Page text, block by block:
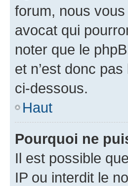
forum, nous
avocat qui
noter que le
et n’est donc
ci-dessous.
Haut
Pourquoi ne
Il est possible
IP ou interdit le